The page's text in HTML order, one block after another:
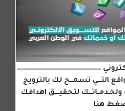
..........................................
التـــي تسمـــح لك بالترويج
لتحقيــــق اهدافك
هنا